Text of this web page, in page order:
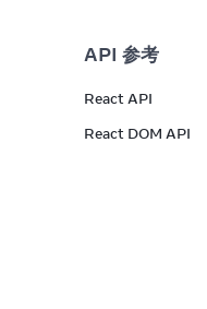
API 参考
React API
React DOM API